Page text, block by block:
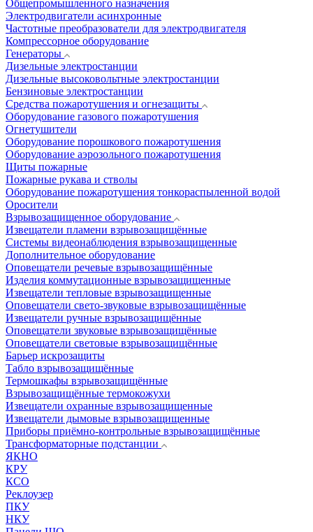
Общепромышленного назначения
Электродвигатели асинхронные
Частотные преобразователи для электродвигателя
Компрессорное оборудование
Генераторы
Дизельные электростанции
Дизельные высоковольтные электростанции
Бензиновые электростанции
Средства пожаротушения и огнезащиты
Оборудование газового пожаротушения
Огнетушители
Оборудование порошкового пожаротушения
Оборудование аэрозольного пожаротушения
Щиты пожарные
Пожарные рукава и стволы
Оборудование пожаротушения тонкораспыленной водой
Оросители
Взрывозащищенное оборудование
Извещатели пламени взрывозащищённые
Системы видеонаблюдения взрывозащищенные
Дополнительное оборудование
Оповещатели речевые взрывозащищённые
Изделия коммутационные взрывозащищенные
Извещатели тепловые взрывозащищенные
Оповещатели свето-звуковые взрывозащищённые
Извещатели ручные взрывозащищённые
Оповещатели звуковые взрывозащищённые
Оповещатели световые взрывозащищённые
Барьер искрозащиты
Табло взрывозащищённые
Термошкафы взрывозащищённые
Взрывозащищённые термокожухи
Извещатели охранные взрывозащищенные
Извещатели дымовые взрывозащищенные
Приборы приёмно-контрольные взрывозащищённые
Трансформаторные подстанции
ЯКНО
КРУ
КСО
Реклоузер
ПКУ
НКУ